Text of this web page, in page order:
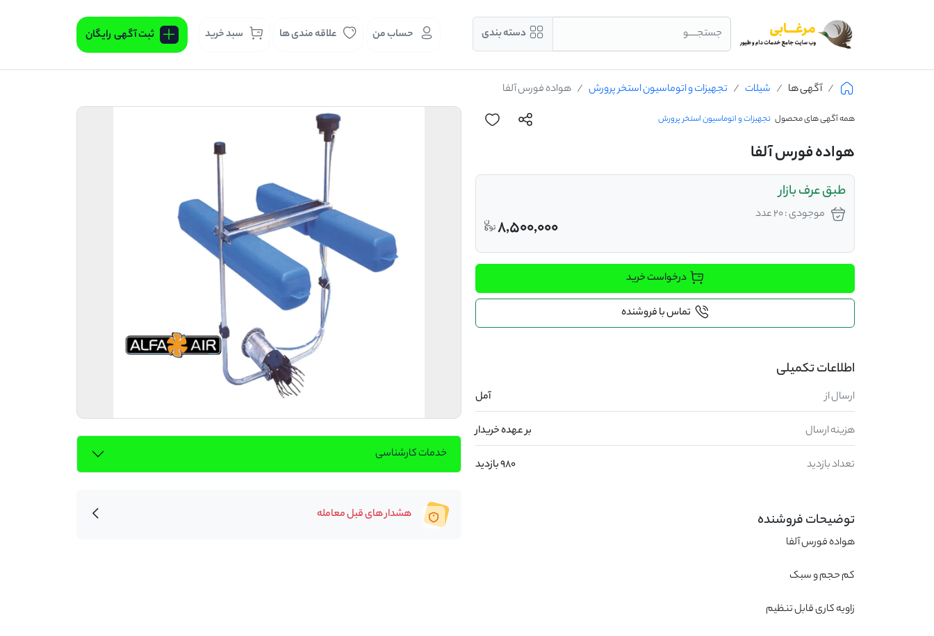
جستجــــو دسته بندی حساب من علاقه مندی ها سبد خرید ثبت آگهی رایگان
آگهی ها شیلات تجهیزات و اتوماسیون استخر پرورش هواده فورس آلفا
همه آگهی های محصول تجهیزات و اتوماسیون استخر پرورش
هواده فورس آلفا
طبق عرف بازار
موجودی : 20 عدد
8,500,000
درخواست خرید
تماس با فروشنده
اطلاعات تکمیلی
ارسال از آمل
هزینه ارسال بر عهده خریدار
تعداد بازدید 980 بازدید
توضیحات فروشنده
خدمات کارشناسی
هشدار های قبل معامله